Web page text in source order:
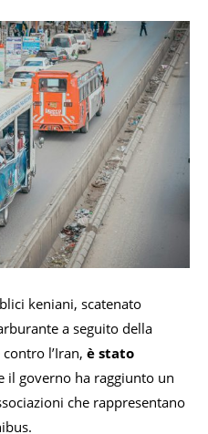
keniani, scatenato
a seguito della
l’Iran, è stato
il governo ha raggiunto un
che rappresentano